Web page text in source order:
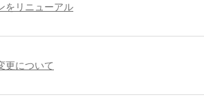
をリニューアル
更について